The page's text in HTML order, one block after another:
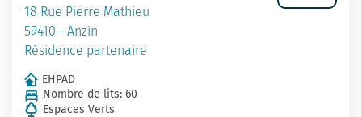
18 Rue Pierre Mathieu
59410 - Anzin
Résidence partenaire
EHPAD
Nombre de lits: 60
Espaces Verts